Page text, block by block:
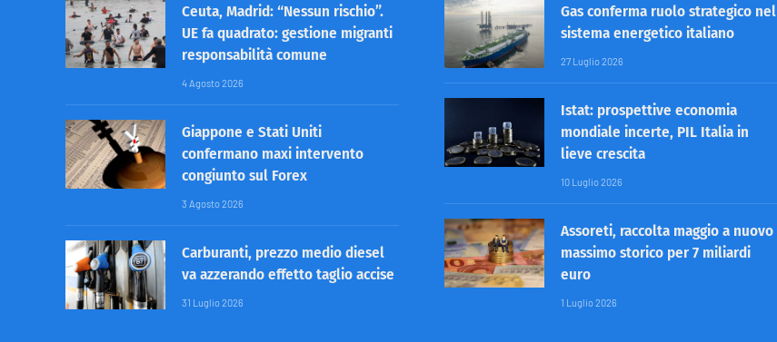
Ceuta, Madrid: “Nessun rischio”.
UE fa quadrato: gestione migranti
responsabilità comune
4 Agosto 2026
Giappone e Stati Uniti
confermano maxi intervento
congiunto sul Forex
3 Agosto 2026
Carburanti, prezzo medio diesel
va azzerando effetto taglio accise
31 Luglio 2026
Gas conferma ruolo strategico nel
sistema energetico italiano
27 Luglio 2026
Istat: prospettive economia
mondiale incerte, PIL Italia in
lieve crescita
10 Luglio 2026
Assoreti, raccolta maggio a nuovo
massimo storico per 7 miliardi
euro
1 Luglio 2026